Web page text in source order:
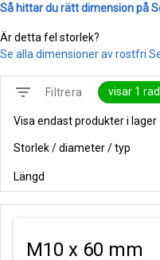
Så hittar du rätt dimension på
Är detta fel storlek?
Se alla dimensioner av rostfri
filter_list Filtrera visar 1
Visa endast produkter i lager
Storlek / diameter / typ
Längd
M10 x 60 mm